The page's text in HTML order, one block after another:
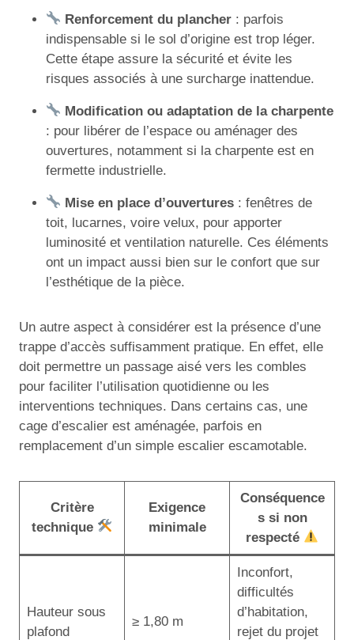
Renforcement du plancher : parfois
indispensable si le sol d’origine est trop léger.
Cette étape assure la sécurité et évite les
risques associés à une surcharge inattendue.
Modification ou adaptation de la charpente
: pour libérer de l’espace ou aménager des
ouvertures, notamment si la charpente est en
fermette industrielle.
Mise en place d’ouvertures : fenêtres de
toit, lucarnes, voire velux, pour apporter
luminosité et ventilation naturelle. Ces éléments
ont un impact aussi bien sur le confort que sur
l’esthétique de la pièce.
Un autre aspect à considérer est la présence d’une
trappe d’accès suffisamment pratique. En effet, elle
doit permettre un passage aisé vers les combles
pour faciliter l’utilisation quotidienne ou les
interventions techniques. Dans certains cas, une
cage d’escalier est aménagée, parfois en
remplacement d’un simple escalier escamotable.
Critère
technique
Exigence
minimale
Conséquence
s si non
respecté
Hauteur sous
plafond
≥ 1,80 m
Inconfort,
difficultés
d’habitation,
rejet du projet